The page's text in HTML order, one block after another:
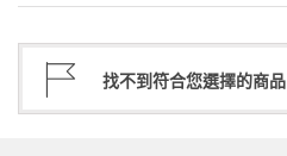
找不到符合您選擇的商品